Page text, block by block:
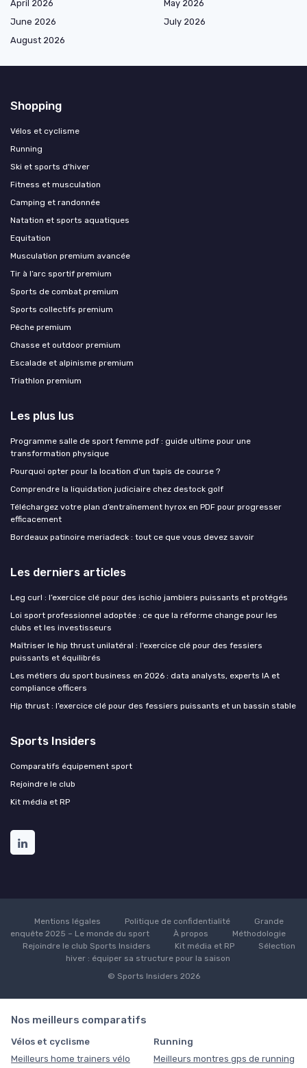
April 2026
May 2026
June 2026
July 2026
August 2026
Shopping
Vélos et cyclisme
Running
Ski et sports d'hiver
Fitness et musculation
Camping et randonnée
Natation et sports aquatiques
Equitation
Musculation premium avancée
Tir à l’arc sportif premium
Sports de combat premium
Sports collectifs premium
Pêche premium
Chasse et outdoor premium
Escalade et alpinisme premium
Triathlon premium
Les plus lus
Programme salle de sport femme pdf : guide ultime pour une
transformation physique
Pourquoi opter pour la location d'un tapis de course ?
Comprendre la liquidation judiciaire chez destock golf
Téléchargez votre plan d’entraînement hyrox en PDF pour progresser
efficacement
Bordeaux patinoire meriadeck : tout ce que vous devez savoir
Les derniers articles
Leg curl : l’exercice clé pour des ischio jambiers puissants et protégés
Loi sport professionnel adoptée : ce que la réforme change pour les
clubs et les investisseurs
Maîtriser le hip thrust unilatéral : l’exercice clé pour des fessiers
puissants et équilibrés
Les métiers du sport business en 2026 : data analysts, experts IA et
compliance officers
Hip thrust : l’exercice clé pour des fessiers puissants et un bassin stable
Sports Insiders
Comparatifs équipement sport
Rejoindre le club
Kit média et RP
Mentions légales Politique de confidentialité
Grande
enquête 2025 – Le monde du sport
À propos
Méthodologie
Rejoindre le club Sports Insiders
Kit média et RP
Sélection
hiver : équiper sa structure pour la saison
© Sports Insiders 2026
Nos meilleurs comparatifs
Vélos et cyclisme
Meilleurs home trainers vélo
Running
Meilleurs montres gps de running